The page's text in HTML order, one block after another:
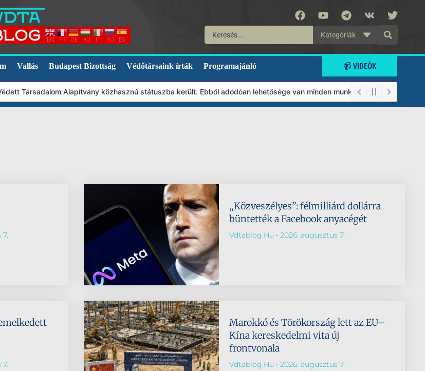
EN FR DE HU IT RU ES
Kategóriák
Vallás Budapest Bizottság Védőtársaink írták Programajánló 📹 VIDEÓK
Alapítvány közhasznú státuszba került. Ebből adódóan lehetősége van minden munkánkat segíteni
„Közveszélyes”: félmilliárd dollárra
büntették a Facebook anyacégét
Vdtablog.hu 2026. augusztus 7.
Marokkó és Törökország lett az EU–
Kína kereskedelmi vita új
frontvonala
Vdtablog.hu 2026. augusztus 7.